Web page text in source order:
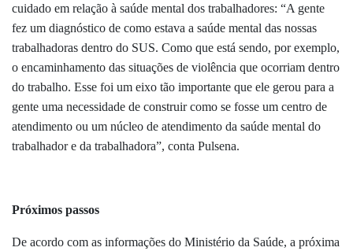
cuidado em relação à saúde mental dos trabalhadores: “A gente
fez um diagnóstico de como estava a saúde mental das nossas
trabalhadoras dentro do SUS. Como que está sendo, por exemplo,
o encaminhamento das situações de violência que ocorriam dentro
do trabalho. Esse foi um eixo tão importante que ele gerou para a
gente uma necessidade de construir como se fosse um centro de
atendimento ou um núcleo de atendimento da saúde mental do
trabalhador e da trabalhadora”, conta Pulsena.
Próximos passos
De acordo com as informações do Ministério da Saúde, a próxima